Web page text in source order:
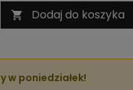
 Dodaj do koszyka
w poniedziałek!